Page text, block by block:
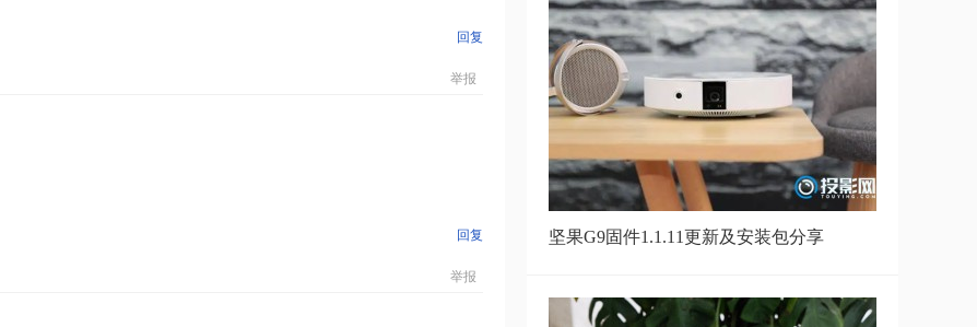
回复
举报
回复
举报
H1&H1极光 V3.1.4
坚果P1最新版1.2.7固件更新
坚果P1最新版 固件1.2.7更新
【固件更新】坚果G71.0.24版本固
坚果G9固件1.1.11更新及安装包分享